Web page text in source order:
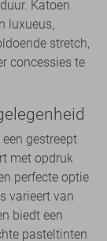
Katoen
luxueus,
stretch,
concessies te
gestreept
met opdruk
perfecte optie
varieert van
biedt een
pasteltinten